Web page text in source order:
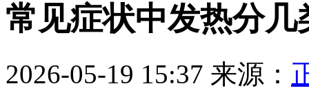
常见症状中发热分几
2026-05-19 15:37 来源：